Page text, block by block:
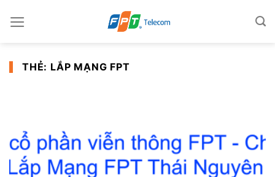
THẺ: LẮP MẠNG FPT